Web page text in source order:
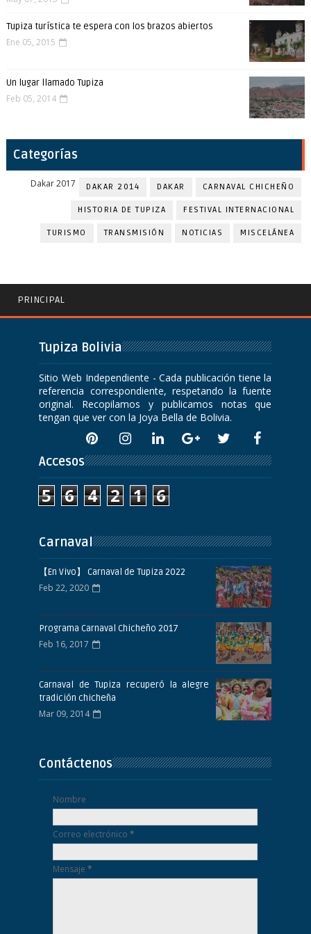
Tupiza turística te espera con los brazos abiertos
Ene 05, 2015
Un lugar llamado Tupiza
Feb 05, 2014
Categorías
CARNAVAL CHICHEÑO
DAKAR
DAKAR 2014
Dakar 2017
FESTIVAL INTERNACIONAL
HISTORIA DE TUPIZA
MISCELÁNEA
NOTICIAS
TRANSMISIÓN
TURISMO
PRINCIPAL
Tupiza Bolivia
Sitio Web Independiente - Cada publicación tiene la
referencia correspondiente, respetando la fuente
original. Recopilamos y publicamos notas que
tengan que ver con la Joya Bella de Bolivia.
Accesos
5 6 4 2 1 6
Carnaval
【En Vivo】 Carnaval de Tupiza 2022
Feb 22, 2020
Programa Carnaval Chicheño 2017
Feb 16, 2017
Carnaval de Tupiza recuperó la alegre
tradición chicheña
Mar 09, 2014
Contáctenos
Nombre
Correo electrónico*
Mensaje*